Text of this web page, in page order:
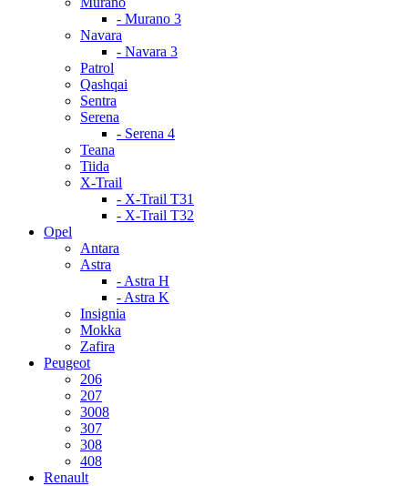
- Murano 3
Navara
- Navara 3
Patrol
Qashqai
Sentra
Serena
- Serena 4
Teana
Tiida
X-Trail
- X-Trail T31
- X-Trail T32
Opel
Antara
Astra
- Astra H
- Astra K
Insignia
Mokka
Zafira
Peugeot
206
207
3008
307
308
408
Renault